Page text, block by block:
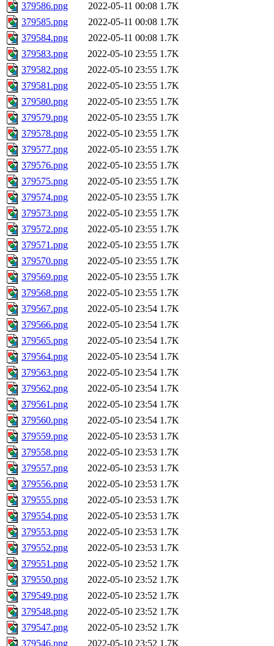
379586.png
2022-05-11 00:08 1.7K
379585.png
2022-05-11 00:08 1.7K
379584.png
2022-05-11 00:08 1.7K
379583.png
2022-05-10 23:55 1.7K
379582.png
2022-05-10 23:55 1.7K
379581.png
2022-05-10 23:55 1.7K
379580.png
2022-05-10 23:55 1.7K
379579.png
2022-05-10 23:55 1.7K
379578.png
2022-05-10 23:55 1.7K
379577.png
2022-05-10 23:55 1.7K
379576.png
2022-05-10 23:55 1.7K
379575.png
2022-05-10 23:55 1.7K
379574.png
2022-05-10 23:55 1.7K
379573.png
2022-05-10 23:55 1.7K
379572.png
2022-05-10 23:55 1.7K
379571.png
2022-05-10 23:55 1.7K
379570.png
2022-05-10 23:55 1.7K
379569.png
2022-05-10 23:55 1.7K
379568.png
2022-05-10 23:55 1.7K
379567.png
2022-05-10 23:54 1.7K
379566.png
2022-05-10 23:54 1.7K
379565.png
2022-05-10 23:54 1.7K
379564.png
2022-05-10 23:54 1.7K
379563.png
2022-05-10 23:54 1.7K
379562.png
2022-05-10 23:54 1.7K
379561.png
2022-05-10 23:54 1.7K
379560.png
2022-05-10 23:54 1.7K
379559.png
2022-05-10 23:53 1.7K
379558.png
2022-05-10 23:53 1.7K
379557.png
2022-05-10 23:53 1.7K
379556.png
2022-05-10 23:53 1.7K
379555.png
2022-05-10 23:53 1.7K
379554.png
2022-05-10 23:53 1.7K
379553.png
2022-05-10 23:53 1.7K
379552.png
2022-05-10 23:53 1.7K
379551.png
2022-05-10 23:52 1.7K
379550.png
2022-05-10 23:52 1.7K
379549.png
2022-05-10 23:52 1.7K
379548.png
2022-05-10 23:52 1.7K
379547.png
2022-05-10 23:52 1.7K
379546.png
2022-05-10 23:52 1.7K